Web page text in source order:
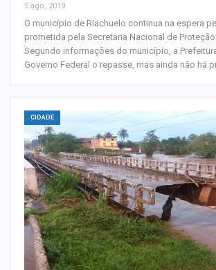
5 ago, 2019
O município de Riachuelo continua na espera
prometida pela Secretaria Nacional de Proteção
Segundo informações do município, a
Governo Federal o repasse, mas ainda não há
CIDADE